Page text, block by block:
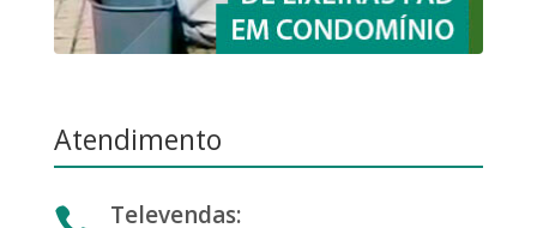
Atendimento
Televendas: